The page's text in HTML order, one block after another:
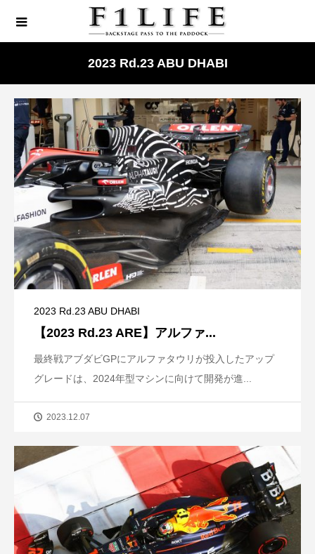
2023 Rd.23 ABU DHABI
2023 Rd.23 ABU DHABI
【2023 Rd.23 ARE】アルファ...
最終戦アブダビGPにアルファタウリが投入したアップ
グレードは、2024年型マシンに向けて開発が進...
2023.12.07